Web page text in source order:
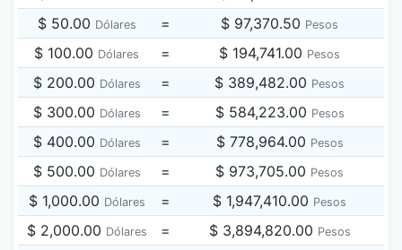
$ 50.00 Dólares = $ 97,370.50 Pesos
$ 100.00 Dólares = $ 194,741.00 Pesos
$ 200.00 Dólares = $ 389,482.00 Pesos
$ 300.00 Dólares = $ 584,223.00 Pesos
$ 400.00 Dólares = $ 778,964.00 Pesos
$ 500.00 Dólares = $ 973,705.00 Pesos
$ 1,000.00 Dólares = $ 1,947,410.00 Pesos
$ 2,000.00 Dólares = $ 3,894,820.00 Pesos